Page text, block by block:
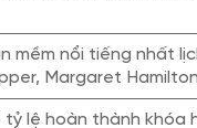
mềm nổi tiếng nhất
Margaret
tỷ lệ hoàn thành khóa